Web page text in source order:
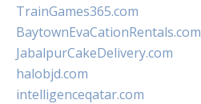
TrainGames365.com
BaytownEvaCationRentals.com
JabalpurCakeDelivery.com
halobjd.com
intelligenceqatar.com